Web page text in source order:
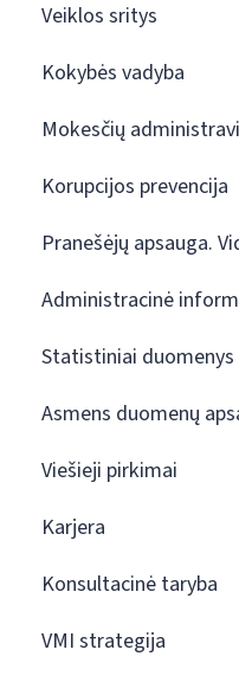
Veiklos sritys
Kokybės vadyba
Mokesčių
Korupcijos prevencija
Pranešėjų apsauga.
Administracinė
Statistiniai duomenys
Asmens duomenų
Viešieji pirkimai
Karjera
Konsultacinė taryba
VMI strategija